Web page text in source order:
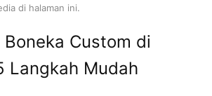
di halaman ini.
Boneka Custom di
Langkah Mudah